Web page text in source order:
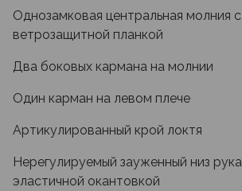
Материал изготовления сделан по
double weave - наружная сторона
покрытием, а внутренняя сторона
ворсовый грид-флис слой. Грид-
как эффективный утеплитель, а
сопротивляется ветру.
Однозамковая центральная молния
ветрозащитной планкой
Два боковых кармана на молнии
Один карман на левом плече
Артикулированный крой локтя
Нерегулируемый зауженный низ
эластичной окантовкой